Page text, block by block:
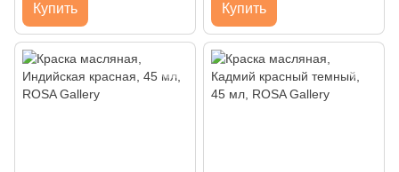
Купить Купить